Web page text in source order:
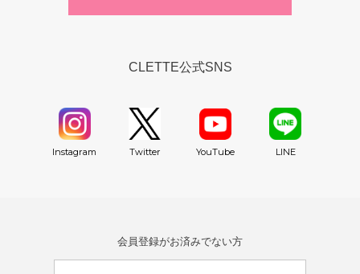
CLETTE公式SNS
Instagram Twitter YouTube LINE
会員登録がお済みでない方